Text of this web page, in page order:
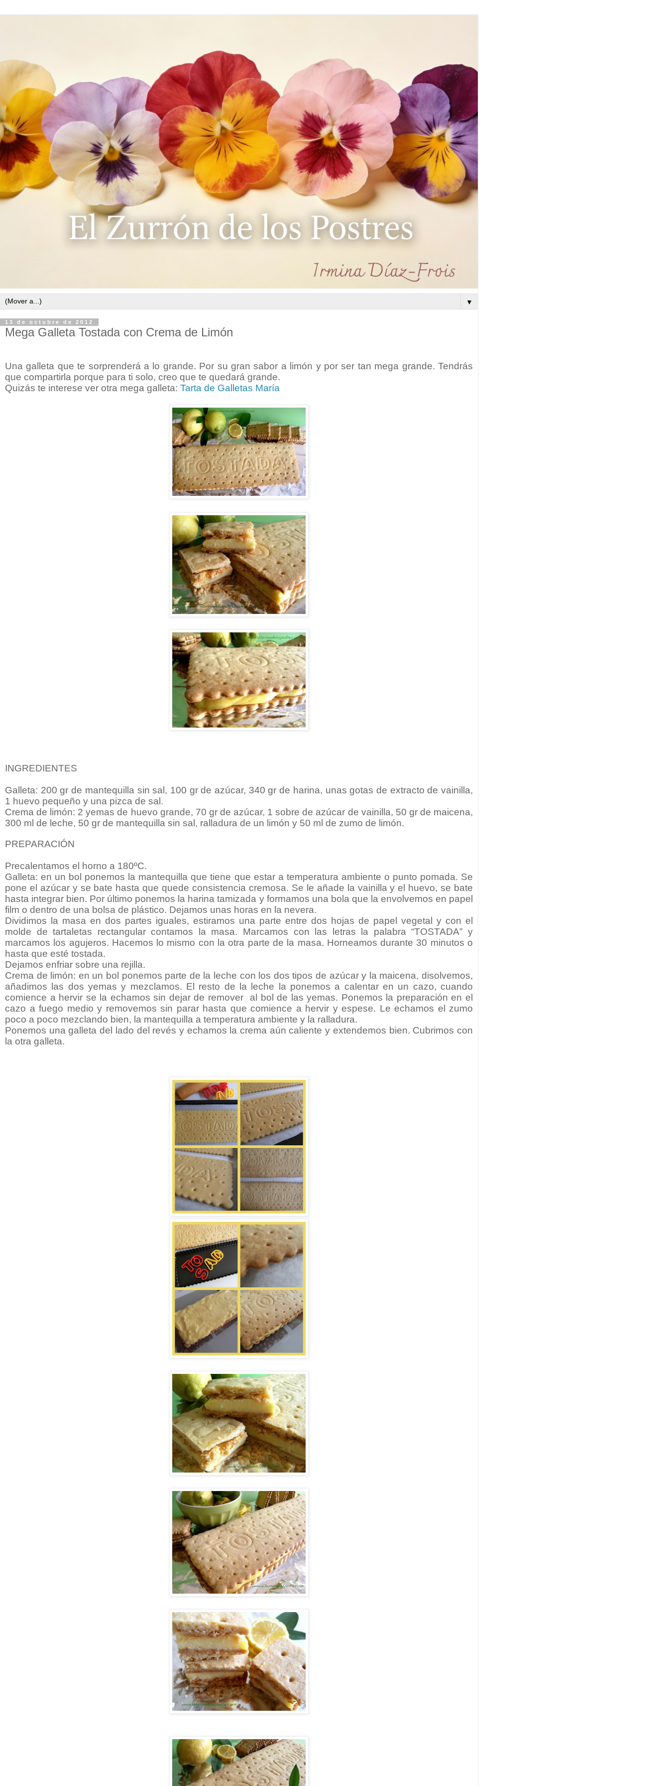
▼
13 de octubre de 2012
Mega Galleta Tostada con Crema de Limón
Una galleta que te sorprenderá a lo grande. Por su gran sabor a limón y por ser tan mega grande. Tendrás
que compartirla porque para ti solo, creo que te quedará grande.
Quizás te interese ver otra mega galleta: Tarta de Galletas María
INGREDIENTES
Galleta: 200 gr de mantequilla sin sal, 100 gr de azúcar, 340 gr de harina, unas gotas de extracto de vainilla,
1 huevo pequeño y una pizca de sal.
Crema de limón: 2 yemas de huevo grande, 70 gr de azúcar, 1 sobre de azúcar de vainilla, 50 gr de maicena,
300 ml de leche, 50 gr de mantequilla sin sal, ralladura de un limón y 50 ml de zumo de limón.
PREPARACIÓN
Precalentamos el horno a 180ºC.
Galleta: en un bol ponemos la mantequilla que tiene que estar a temperatura ambiente o punto pomada. Se
pone el azúcar y se bate hasta que quede consistencia cremosa. Se le añade la vainilla y el huevo, se bate
hasta integrar bien. Por último ponemos la harina tamizada y formamos una bola que la envolvemos en papel
film o dentro de una bolsa de plástico. Dejamos unas horas en la nevera.
Dividimos la masa en dos partes iguales, estiramos una parte entre dos hojas de papel vegetal y con el
molde de tartaletas rectangular contamos la masa. Marcamos con las letras la palabra “TOSTADA” y
marcamos los agujeros. Hacemos lo mismo con la otra parte de la masa. Horneamos durante 30 minutos o
hasta que esté tostada.
Dejamos enfriar sobre una rejilla.
Crema de limón: en un bol ponemos parte de la leche con los dos tipos de azúcar y la maicena, disolvemos,
añadimos las dos yemas y mezclamos. El resto de la leche la ponemos a calentar en un cazo, cuando
comience a hervir se la echamos sin dejar de remover al bol de las yemas. Ponemos la preparación en el
cazo a fuego medio y removemos sin parar hasta que comience a hervir y espese. Le echamos el zumo
poco a poco mezclando bien, la mantequilla a temperatura ambiente y la ralladura.
Ponemos una galleta del lado del revés y echamos la crema aún caliente y extendemos bien. Cubrimos con
la otra galleta.